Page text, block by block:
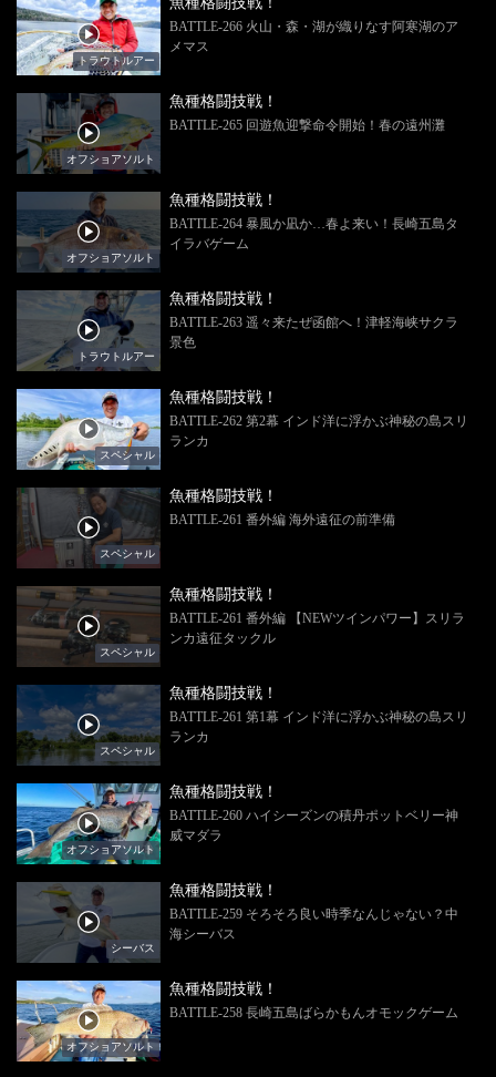
トラウトルアー
BATTLE-266 火山・森・湖が織りなす阿寒湖のア
メマス
オフショアソルト
魚種格闘技戦！
BATTLE-265 回遊魚迎撃命令開始！春の遠州灘
オフショアソルト
魚種格闘技戦！
BATTLE-264 暴風か凪か…春よ来い！長崎五島タ
イラバゲーム
トラウトルアー
魚種格闘技戦！
BATTLE-263 遥々来たぜ函館へ！津軽海峡サクラ
景色
スペシャル
魚種格闘技戦！
BATTLE-262 第2幕 インド洋に浮かぶ神秘の島スリ
ランカ
スペシャル
魚種格闘技戦！
BATTLE-261 番外編 海外遠征の前準備
スペシャル
魚種格闘技戦！
BATTLE-261 番外編 【NEWツインパワー】スリラ
ンカ遠征タックル
スペシャル
魚種格闘技戦！
BATTLE-261 第1幕 インド洋に浮かぶ神秘の島スリ
ランカ
オフショアソルト
魚種格闘技戦！
BATTLE-260 ハイシーズンの積丹ポットベリー神
威マダラ
シーバス
魚種格闘技戦！
BATTLE-259 そろそろ良い時季なんじゃない？中
海シーバス
オフショアソルト
魚種格闘技戦！
BATTLE-258 長崎五島ばらかもんオモックゲーム